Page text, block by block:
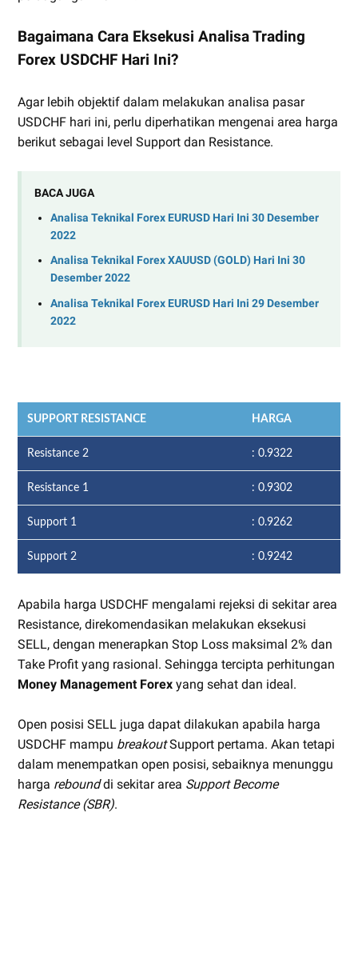
Bagaimana Cara Eksekusi Analisa Trading
Forex USDCHF Hari Ini?
Agar lebih objektif dalam melakukan analisa pasar
USDCHF hari ini, perlu diperhatikan mengenai area harga
berikut sebagai level Support dan Resistance.
BACA JUGA
Analisa Teknikal Forex EURUSD Hari Ini 30 Desember
2022
Analisa Teknikal Forex XAUUSD (GOLD) Hari Ini 30
Desember 2022
Analisa Teknikal Forex EURUSD Hari Ini 29 Desember
2022
SUPPORT RESISTANCE HARGA
Resistance 2 : 0.9322
Resistance 1 : 0.9302
Support 1 : 0.9262
Support 2 : 0.9242
Apabila harga USDCHF mengalami rejeksi di sekitar area
Resistance, direkomendasikan melakukan eksekusi
SELL, dengan menerapkan Stop Loss maksimal 2% dan
Take Profit yang rasional. Sehingga tercipta perhitungan
Money Management Forex yang sehat dan ideal.
Open posisi SELL juga dapat dilakukan apabila harga
USDCHF mampu breakoutSupport pertama. Akan tetapi
dalam menempatkan open posisi, sebaiknya menunggu
harga rebounddi sekitar area Support Become
Resistance (SBR).